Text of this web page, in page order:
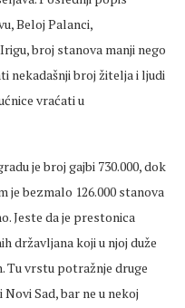
Beloj Palanci,
broj stanova manji nego
nekadašnji broj žitelja i ljudi
vraćati u
je broj gajbi 730.000, dok
je bezmalo 126.000 stanova
Jeste da je prestonica
državljana koji u njoj duže
Tu vrstu potražnje druge
Sad, bar ne u nekoj